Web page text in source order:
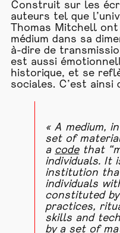
Construit sur les
auteurs tel que
Thomas Mitchell
médium dans sa
à-dire de
est aussi
historique, et se
sociales. C’est ainsi
« A medium,
set of
a codethat
individuals. It
institution
individuals
constituted
practices,
skills and
by a set of